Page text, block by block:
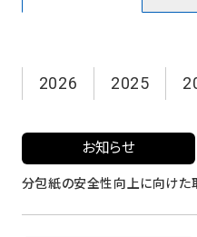
2026 2025
お知らせ
分包紙の安全性向上に向けた